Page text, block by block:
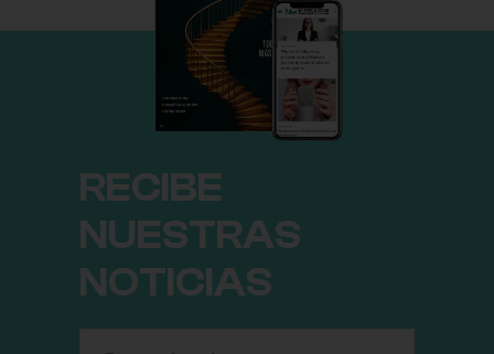
RECIBE
NUESTRAS
NOTICIAS